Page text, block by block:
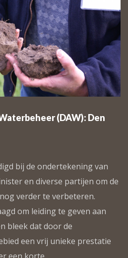
(DAW): Den
bij de ondertekening van
en diverse partijen om de
verder te verbeteren.
om leiding te geven aan
bleek dat door de
een vrij unieke prestatie